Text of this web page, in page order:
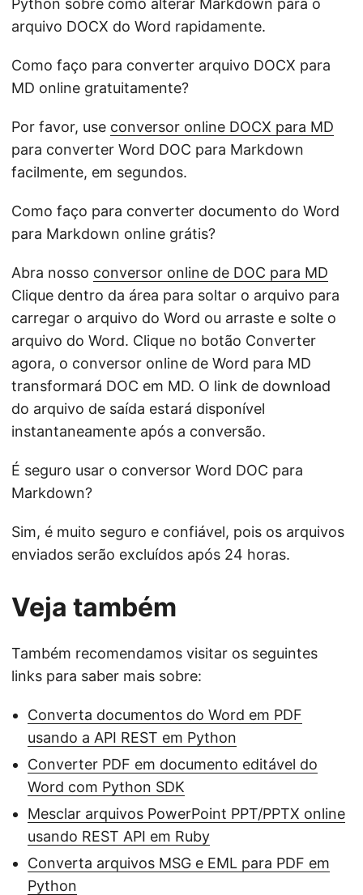
Python sobre como alterar Markdown para o
arquivo DOCX do Word rapidamente.
Como faço para converter arquivo DOCX para
MD online gratuitamente?
Por favor, use conversor online DOCX para MD
para converter Word DOC para Markdown
facilmente, em segundos.
Como faço para converter documento do Word
para Markdown online grátis?
Abra nosso conversor online de DOC para MD
Clique dentro da área para soltar o arquivo para
carregar o arquivo do Word ou arraste e solte o
arquivo do Word. Clique no botão Converter
agora, o conversor online de Word para MD
transformará DOC em MD. O link de download
do arquivo de saída estará disponível
instantaneamente após a conversão.
É seguro usar o conversor Word DOC para
Markdown?
Sim, é muito seguro e confiável, pois os arquivos
enviados serão excluídos após 24 horas.
Veja também
Também recomendamos visitar os seguintes
links para saber mais sobre:
Converta documentos do Word em PDF
usando a API REST em Python
Converter PDF em documento editável do
Word com Python SDK
Mesclar arquivos PowerPoint PPT/PPTX online
usando REST API em Ruby
Converta arquivos MSG e EML para PDF em
Python